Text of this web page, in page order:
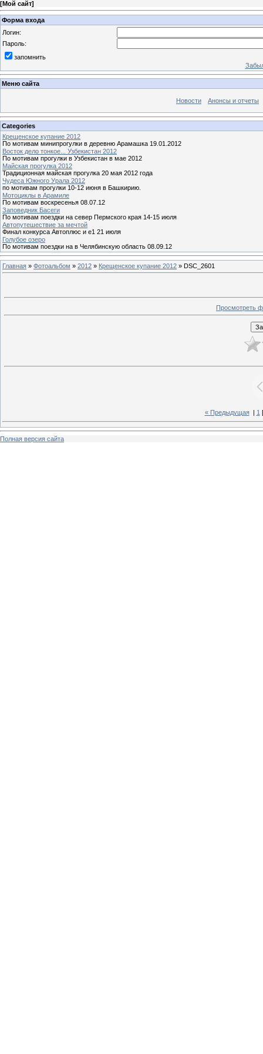
[Мой сайт]
Форма входа
Логин:
Пароль:
запомнить
Меню сайта
Новости Анонсы и отчеты
Categories
Крещенское купание 2012
По мотивам минипрогулки в деревню Арамашка 19.01.2012
Восток дело тонкое... Узбекистан 2012
По мотивам прогулки в Узбекистан в мае 2012
Майская прогулка 2012
Традиционная майская прогулка 20 мая 2012 года
Чудеса Южного Урала 2012
по мотивам прогулки 10-12 июня в Башкирию.
Мотоциклы в Арамиле
По мотивам воскресенья 08.07.12
Заповедник Басеги
По мотивам поездки на север Пермского края 14-15 июля
Автопутешествие за мечтой
Финал конкурса Автоплюс и е1 21 июля
Голубое озеро
По мотивам поездки на в Челябинскую область 08.09.12
Главная » Фотоальбом » 2012 » Крещенское купание 2012 » DSC_2601
Просмотреть
« Предыдущая| 1 [
Полная версия сайта